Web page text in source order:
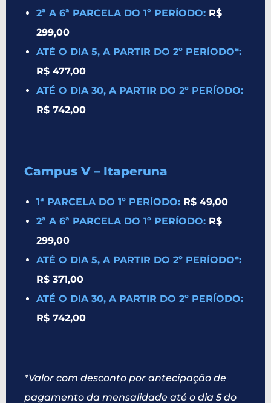
2ª A 6ª PARCELA DO 1º PERÍODO: R$
299,00
ATÉ O DIA 5, A PARTIR DO 2º PERÍODO*:
R$ 477,00
ATÉ O DIA 30, A PARTIR DO 2º PERÍODO:
R$ 742,00
Campus V – Itaperuna
1ª PARCELA DO 1º PERÍODO: R$ 49,00
2ª A 6ª PARCELA DO 1º PERÍODO: R$
299,00
ATÉ O DIA 5, A PARTIR DO 2º PERÍODO*:
R$ 371,00
ATÉ O DIA 30, A PARTIR DO 2º PERÍODO:
R$ 742,00
*Valor com desconto por antecipação de
pagamento da mensalidade até o dia 5 do